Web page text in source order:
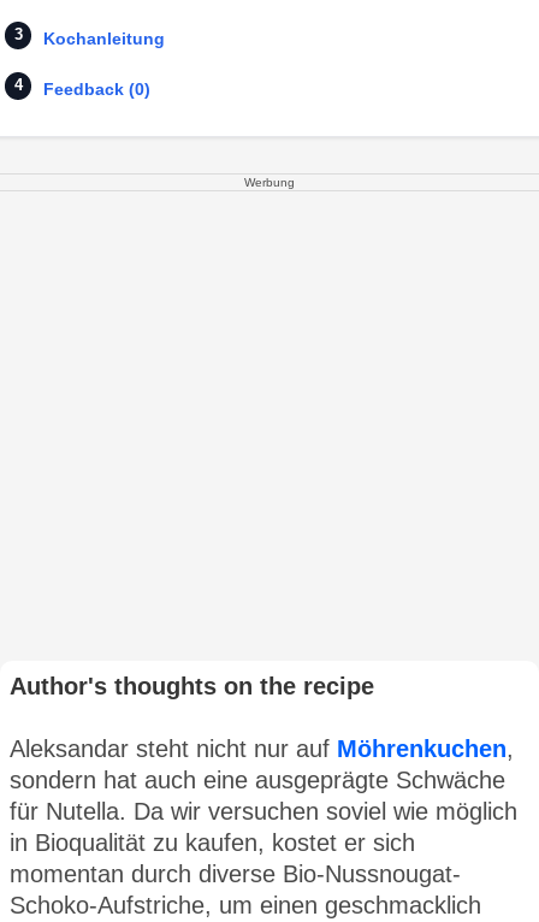
Kochanleitung
Feedback (0)
Werbung
Author's thoughts on the recipe
Aleksandar steht nicht nur auf Möhrenkuchen,
sondern hat auch eine ausgeprägte Schwäche
für Nutella. Da wir versuchen soviel wie möglich
in Bioqualität zu kaufen, kostet er sich
momentan durch diverse Bio-Nussnougat-
Schoko-Aufstriche, um einen geschmacklich